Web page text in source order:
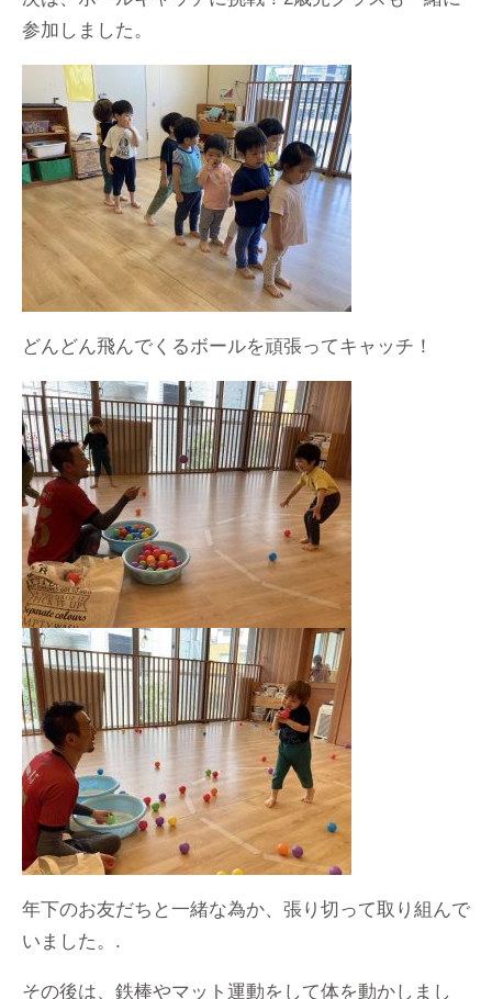
参加しました。
どんどん飛んでくるボールを頑張ってキャッチ！
年下のお友だちと一緒な為か、張り切って取り組んで
いました。.
その後は、鉄棒やマット運動をして体を動かしまし